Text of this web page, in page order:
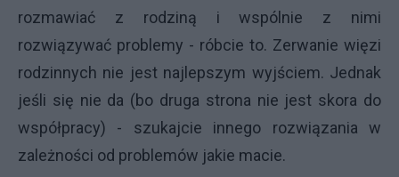
rozmawiać z rodziną i wspólnie z nimi
rozwiązywać problemy - róbcie to. Zerwanie więzi
rodzinnych nie jest najlepszym wyjściem. Jednak
jeśli się nie da (bo druga strona nie jest skora do
współpracy) - szukajcie innego rozwiązania w
zależności od problemów jakie macie.